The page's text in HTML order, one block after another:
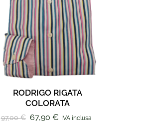
RODRIGO RIGATA
COLORATA
97,00€ 67,90 € IVA inclusa